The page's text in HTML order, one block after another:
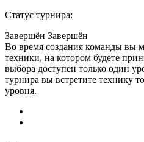
Статус турнира:
Завершён Завершён
Во время создания команды вы
техники, на котором будете
выбора доступен только один
турнира вы встретите технику
уровня.